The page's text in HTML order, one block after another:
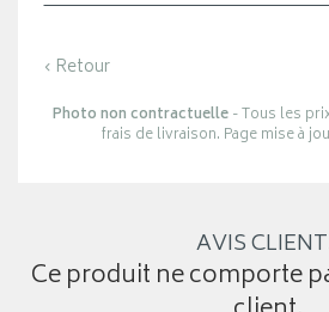
‹ Retour
Photo non contractuelle- Tous les
frais de livraison. Page mise à
AVIS
Ce produit ne comporte